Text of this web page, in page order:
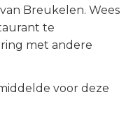
Breukelen. Wees
te
met andere
voor deze